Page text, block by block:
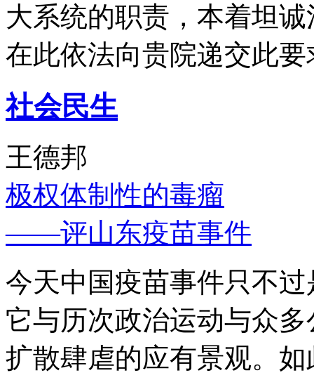
大系统的职责，本着坦
在此依法向贵院递交此要
社会民生
王德邦
极权体制性的毒瘤
——评山东疫苗事件
今天中国疫苗事件只不
它与历次政治运动与众
扩散肆虐的应有景观。